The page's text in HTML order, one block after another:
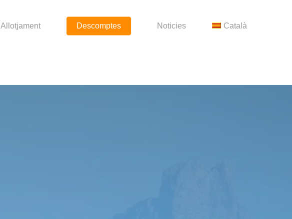
Allotjament Descomptes Noticies Català